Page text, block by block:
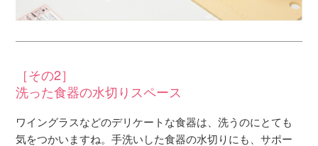
［その2］
洗った食器の水切りスペース
ワイングラスなどのデリケートな食器は、洗うのにとても
気をつかいますね。手洗いした食器の水切りにも、サポー